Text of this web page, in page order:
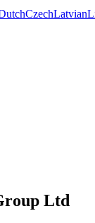
CzechLatvian
Ltd